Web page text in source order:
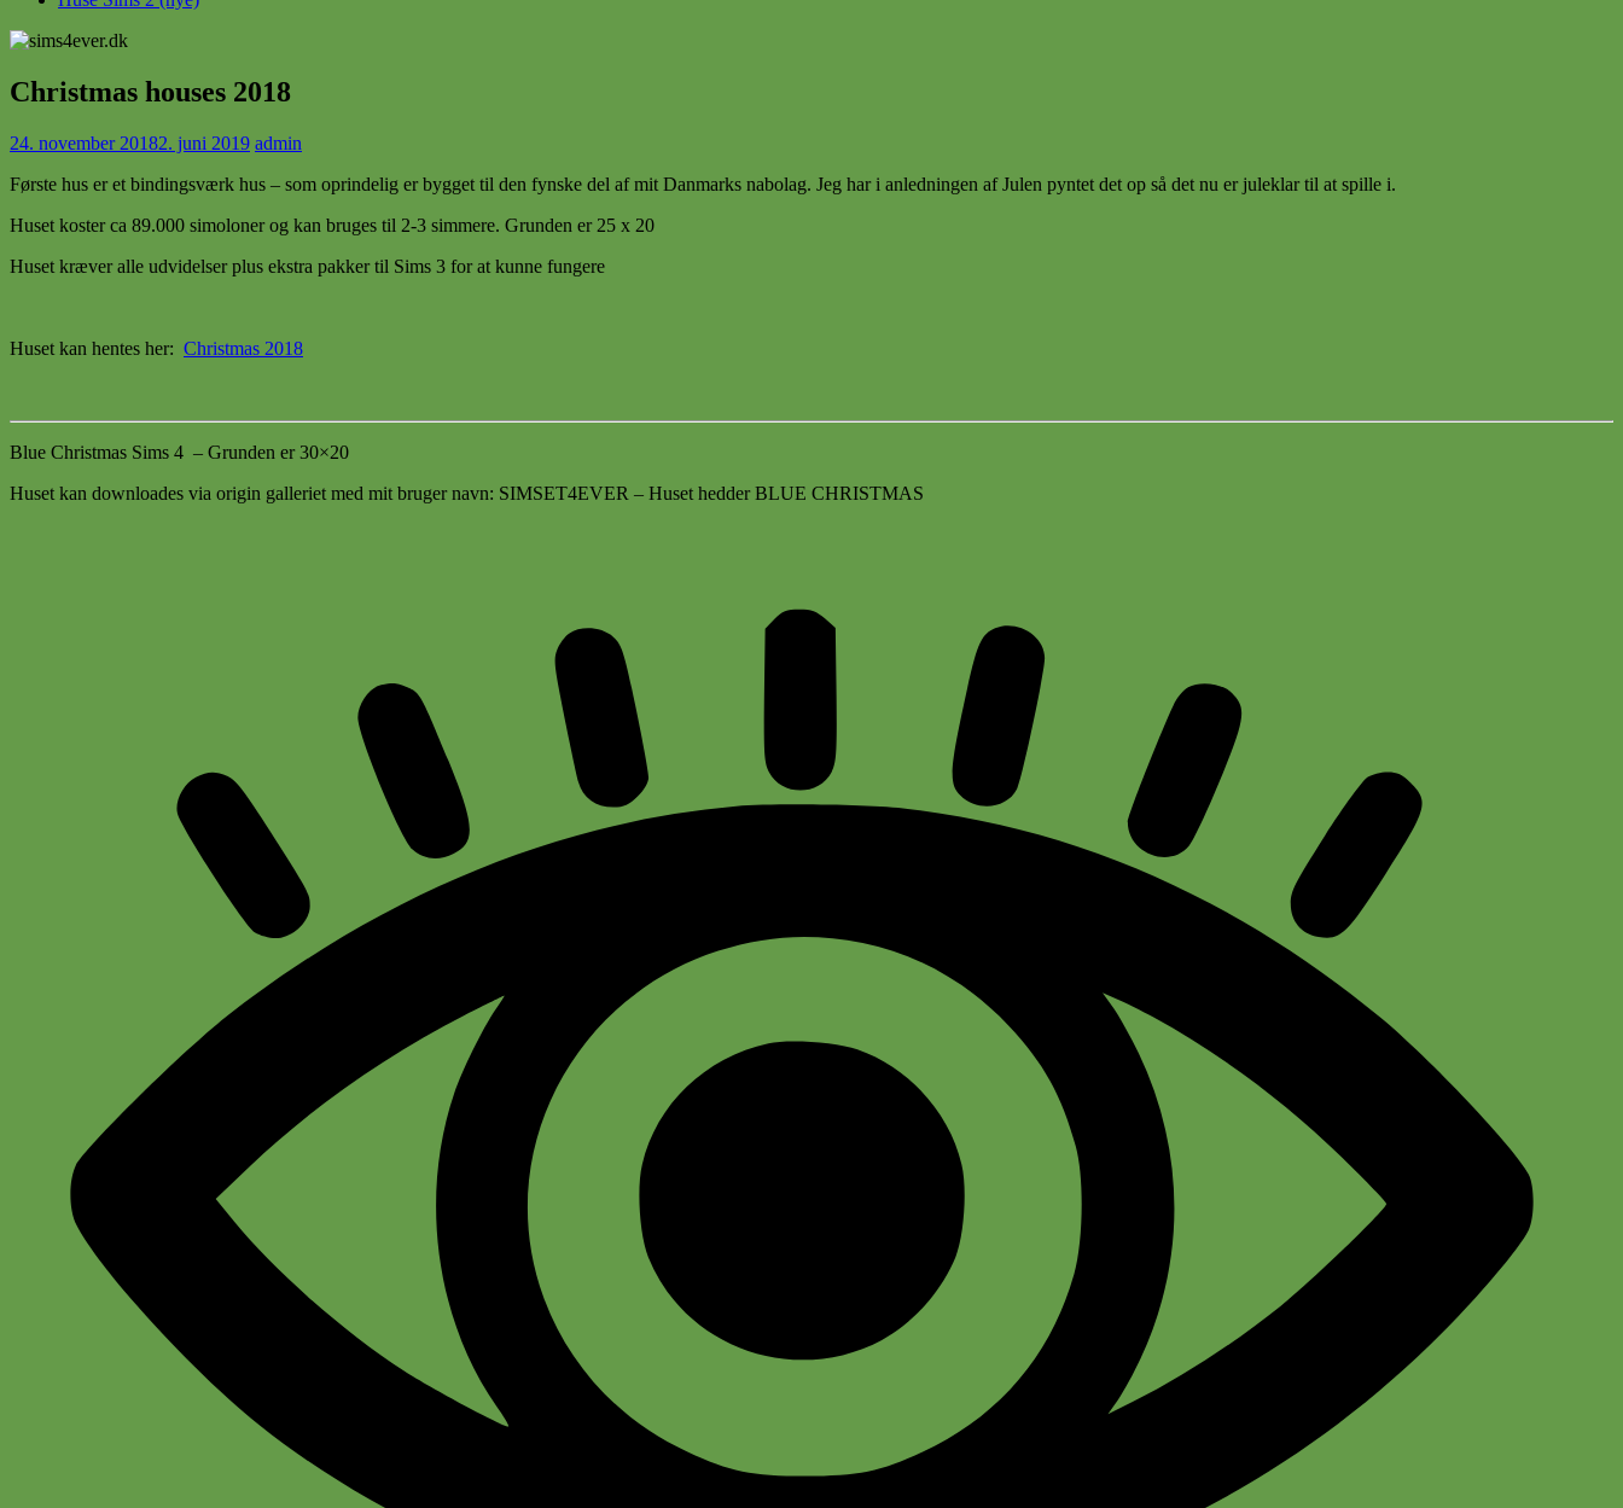
Christmas houses 2018
24. november 20182. juni 2019 admin
Første hus er et bindingsværk hus – som oprindelig er bygget til den fynske del af mit Danmarks nabolag. Jeg har i anledningen af Julen pyntet det op så det nu er juleklar til at spille i.
Huset koster ca 89.000 simoloner og kan bruges til 2-3 simmere. Grunden er 25 x 20
Huset kræver alle udvidelser plus ekstra pakker til Sims 3 for at kunne fungere
Huset kan hentes her: Christmas 2018
Blue Christmas Sims 4 – Grunden er 30×20
Huset kan downloades via origin galleriet med mit bruger navn: SIMSET4EVER – Huset hedder BLUE CHRISTMAS